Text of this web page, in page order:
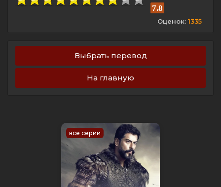
7.8
Оценок: 1335
Выбрать перевод
На главную
все серии